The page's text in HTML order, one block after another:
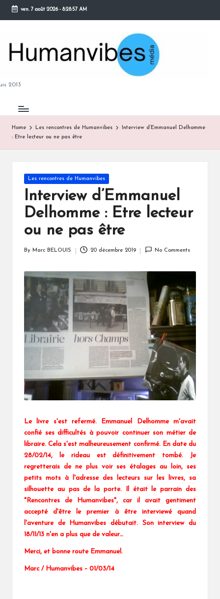
Skip
content
ven. 7 août 2026- 8:28:58 AM
2013
Home Les rencontres de Humanvibes
Interview d’Emmanuel Delhomme
: Etre lecteur ou ne pas être
Posted
in
Les rencontres de Humanvibes
Interview d’Emmanuel
Delhomme : Etre lecteur
ou ne pas être
By Marc BELOUIS 20 décembre 2019 No Comments
Le livre s'est refermé. Emmanuel Delhomme m'avait
confié ses difficultés à pouvoir continuer son métier de
libraire. Cela s'est malheureusement confirmé. En date du
28/02/14, le rideau est définitivement tombé. Je
regretterais de ne plus voir ses étalages au loin, ses
petits mots à l'adresse des lecteurs sur les livres, sa
silhouette au pas de la porte. Il était le parrain des
"Rencontres de Humanvibes", car il avait gentiment
accepté d'être le premier à être interviewé quand
l'aventure de Humanvibes débutait. Son interview du
18/11/13 n'en a plus que de valeur…
Merci, et bonne route Emmanuel.
Marc / Humanvibes – 01/03/14